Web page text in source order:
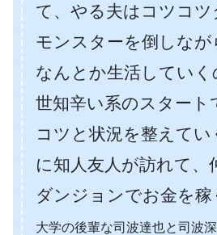
て、やる夫はコツコ
モンスターを倒しなが
なんとか生活していく
世知辛い系のスタート
コツと状況を整えて
に知人友人が訪れて、
ダンジョンでお金を稼
大学の後輩な司波達也と司波